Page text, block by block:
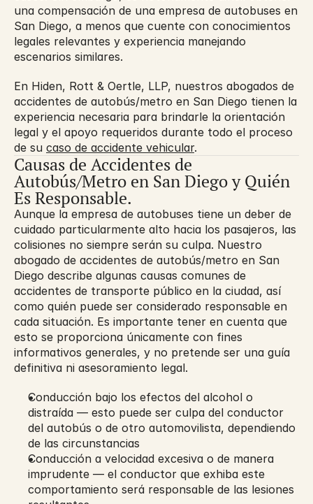
una compensación de una empresa de autobuses en
San Diego, a menos que cuente con conocimientos
legales relevantes y experiencia manejando
escenarios similares.
En Hiden, Rott & Oertle, LLP, nuestros abogados de
accidentes de autobús/metro en San Diego tienen la
experiencia necesaria para brindarle la orientación
legal y el apoyo requeridos durante todo el proceso
de su caso de accidente vehicular.
Causas de Accidentes de
Autobús/Metro en San Diego y Quién
Es Responsable.
Aunque la empresa de autobuses tiene un deber de
cuidado particularmente alto hacia los pasajeros, las
colisiones no siempre serán su culpa. Nuestro
abogado de accidentes de autobús/metro en San
Diego describe algunas causas comunes de
accidentes de transporte público en la ciudad, así
como quién puede ser considerado responsable en
cada situación. Es importante tener en cuenta que
esto se proporciona únicamente con fines
informativos generales, y no pretende ser una guía
definitiva ni asesoramiento legal.
Conducción bajo los efectos del alcohol o
distraída — esto puede ser culpa del conductor
del autobús o de otro automovilista, dependiendo
de las circunstancias
Conducción a velocidad excesiva o de manera
imprudente — el conductor que exhiba este
comportamiento será responsable de las lesiones